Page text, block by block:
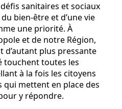
sanitaires et sociaux
bien-être et d’une vie
une priorité. À
et de notre Région,
plus pressante
touchent toutes les
à la fois les citoyens
qui mettent en place des
y répondre.